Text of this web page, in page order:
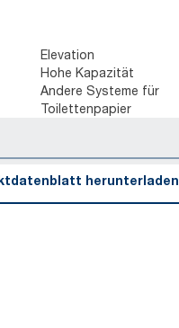
Elevation
Hohe Kapazität
Andere Systeme für
Toilettenpapier
herunterladen